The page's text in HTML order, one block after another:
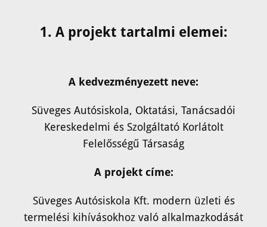
1. A projekt tartalmi elemei:
A kedvezményezett neve:
A projekt címe:
Süveges Autósiskola, Oktatási, Tanácsadói
Kereskedelmi és Szolgáltató Korlátolt
Felelősségű Társaság
Süveges Autósiskola Kft. modern üzleti és
termelési kihívásokhoz való alkalmazkodását